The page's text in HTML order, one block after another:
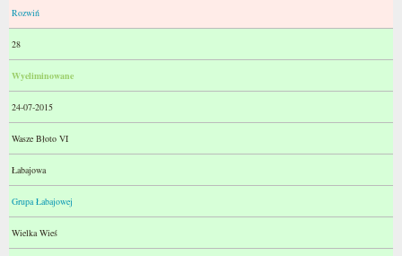
Rozwiń
28
Wyeliminowane
24-07-2015
Wasze Błoto VI
Łabajowa
Grupa Łabajowej
Wielka Wieś